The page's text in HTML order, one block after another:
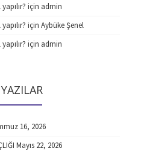
için admin
için Aybüke Şenel
için admin
16, 2026
Mayıs 22, 2026